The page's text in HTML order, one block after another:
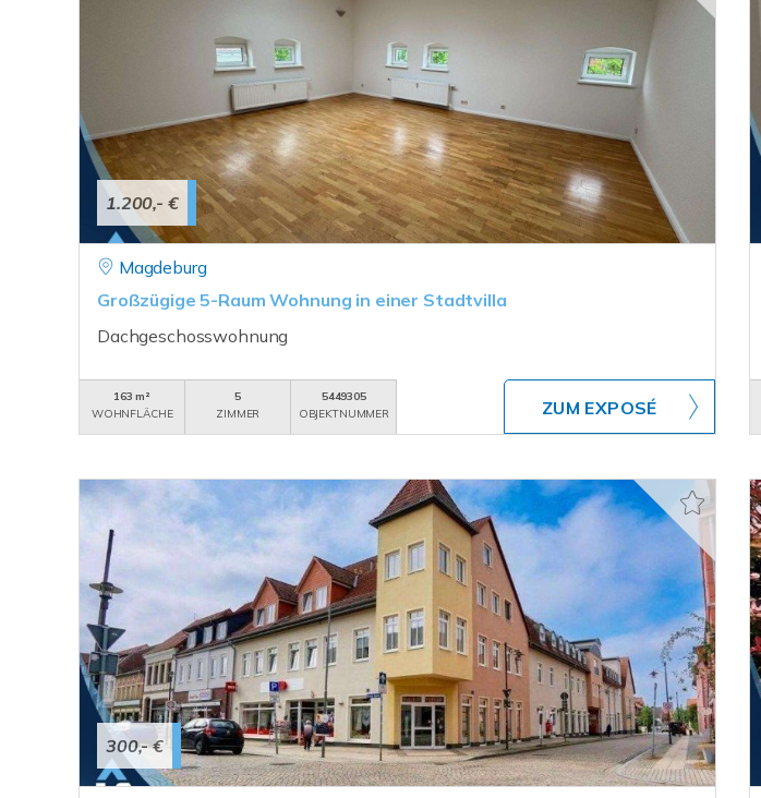
1.200,- €
Magdeburg
Großzügige 5-Raum Wohnung in einer Stadtvilla
Dachgeschosswohnung
163 m²
WOHNFLÄCHE
5
ZIMMER
5449305
OBJEKTNUMMER
ZUM EXPOSÉ
300,- €